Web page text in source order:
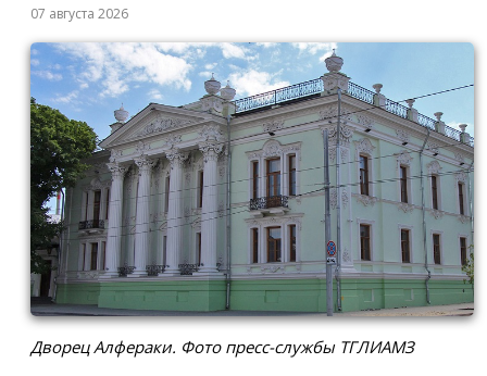
07 августа 2026
Дворец Алфераки. Фото пресс-службы ТГЛИАМЗ